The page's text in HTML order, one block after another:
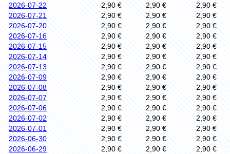
2026-07-22
2,90 € 2,90 €
2,90 €
2026-07-21
2,90 € 2,90 €
2,90 €
2026-07-20
2,90 € 2,90 €
2,90 €
2026-07-16
2,90 € 2,90 €
2,90 €
2026-07-15
2,90 € 2,90 €
2,90 €
2026-07-14
2,90 € 2,90 €
2,90 €
2026-07-13
2,90 € 2,90 €
2,90 €
2026-07-09
2,90 € 2,90 €
2,90 €
2026-07-08
2,90 € 2,90 €
2,90 €
2026-07-07
2,90 € 2,90 €
2,90 €
2026-07-06
2,90 € 2,90 €
2,90 €
2026-07-02
2,90 € 2,90 €
2,90 €
2026-07-01
2,90 € 2,90 €
2,90 €
2026-06-30
2,90 € 2,90 €
2,90 €
2026-06-29
2,90 € 2,90 €
2,90 €